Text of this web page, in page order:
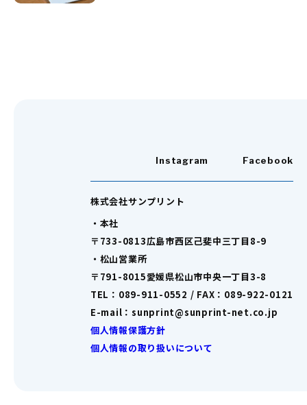
Instagram Facebook
株式会社サンプリント
・本社
〒733-0813広島市西区己斐中三丁目8-9
・松山営業所
〒791-8015愛媛県松山市中央一丁目3-8
TEL：089-911-0552 / FAX：089-922-0121
E-mail：sunprint@sunprint-net.co.jp
個人情報保護方針
個人情報の取り扱いについて